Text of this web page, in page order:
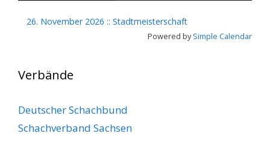
26. November 2026 :: Stadtmeisterschaft
Powered bySimple Calendar
Verbände
Deutscher Schachbund
Schachverband Sachsen